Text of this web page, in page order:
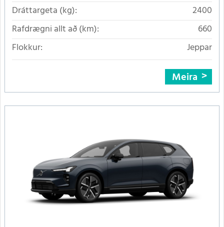
Dráttargeta (kg):
2400
Rafdrægni allt að (km):
660
Flokkur:
Jeppar
Meira